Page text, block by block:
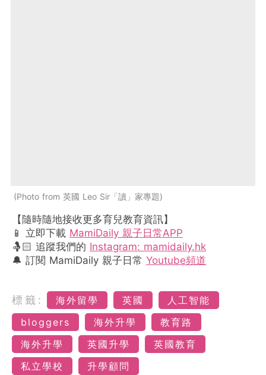
Photo from 英國 Leo Sir「讀」家專題
【隨時隨地接收更多育兒教育資訊】
📱 立即下載 MamiDaily 親子日常APP
🤱🏻 追蹤我們的 Instagram: mamidaily.hk
🔔 訂閱 MamiDaily 親子日常 Youtube頻道
標籤: 海外留學 英國
人工智能
bloggers
海外升學
教育路
海外升學
英國升學
英國教育
私立學校
升學顧問